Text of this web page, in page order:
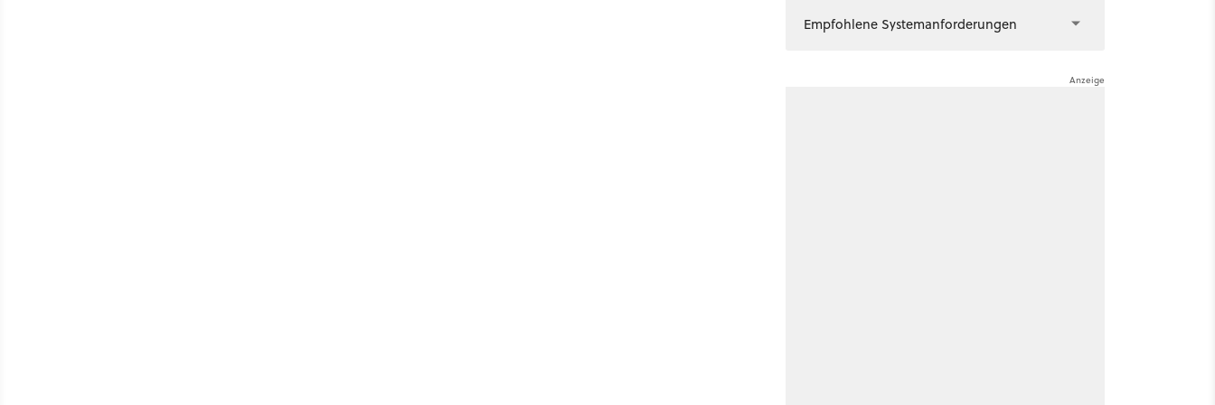
Empfohlene Systemanforderungen